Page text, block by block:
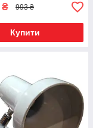
₴ 993 ₴
Купити